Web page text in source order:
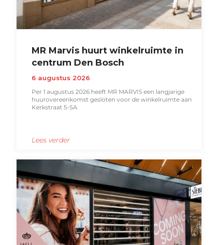
MR Marvis huurt winkelruimte in
centrum Den Bosch
6 augustus 2026
Per 1 augustus 2026 heeft MR MARVIS een langjarige
huurovereenkomst gesloten voor de winkelruimte aan
Kerkstraat 5-5A
Lees verder